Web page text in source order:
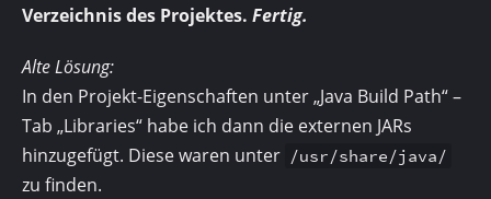
Verzeichnis des Projektes. Fertig.
Alte Lösung:
In den Projekt-Eigenschaften unter „Java Build Path“ –
Tab „Libraries“ habe ich dann die externen JARs
hinzugefügt. Diese waren unter /usr/share/java/
zu finden.